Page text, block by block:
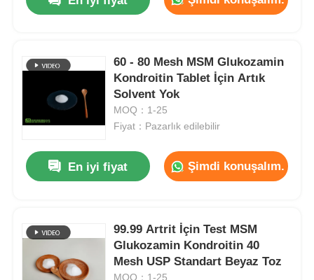
Hakkımızda
Kalite kontrol
MSM Tozu
MSM Metilsülfonilmetan
MSM Dimetil Sülfon
60 - 80 Mesh MSM Glukozamin
Kondroitin Tablet İçin Artık
Solvent Yok
MOQ：1-25
Fiyat：Pazarlık edilebilir
En iyi fiyat Şimdi konuşalım.
99.99 Artrit İçin Test MSM
Glukozamin Kondroitin 40
Mesh USP Standart Beyaz Toz
MOQ：1-25